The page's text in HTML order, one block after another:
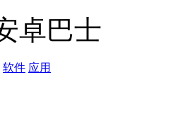
卓巴士
软件 应用